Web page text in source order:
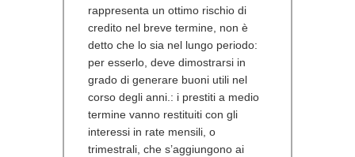
rappresenta un ottimo rischio di
credito nel breve termine, non è
detto che lo sia nel lungo periodo:
per esserlo, deve dimostrarsi in
grado di generare buoni utili nel
corso degli anni.: i prestiti a medio
termine vanno restituiti con gli
interessi in rate mensili, o
trimestrali, che s’aggiungono ai